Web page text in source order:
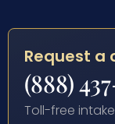
Request a
(888)
Toll-free